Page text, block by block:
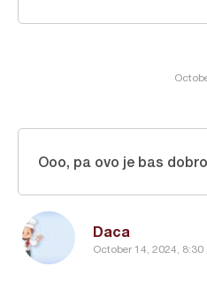
Daca
October 14, 2024, 8:30
Ooo, pa ovo je bas dobro